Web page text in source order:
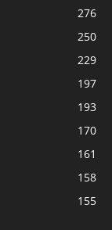
276
250
229
197
193
170
161
158
155